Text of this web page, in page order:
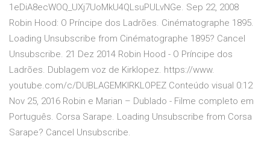
1eDiA8ecWOQ_UXj7UoMkU4QLsuPULvNGe. Sep 22, 2008
Robin Hood: O Príncipe dos Ladrões. Cinématographe 1895.
Loading Unsubscribe from Cinématographe 1895? Cancel
Unsubscribe. 21 Dez 2014 Robin Hood - O Príncipe dos
Ladrões. Dublagem voz de Kirklopez. https://www.
youtube.com/c/DUBLAGEMKIRKLOPEZ Conteúdo visual 0:12
Nov 25, 2016 Robin e Marian – Dublado - Filme completo em
Português. Corsa Sarape. Loading Unsubscribe from Corsa
Sarape? Cancel Unsubscribe.